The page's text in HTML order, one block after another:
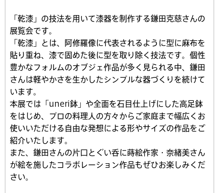
「乾漆」の技法を用いて漆器を制作する鎌田克慈さんの
展覧会です。
「乾漆」とは、阿修羅像に代表されるように型に麻布を
貼り重ね、漆で固めた後に型を取り除く技法です。個性
豊かなフォルムのオブジェ作品が多く見られる中、鎌田
さんは軽やかさを生かしたシンプルな器づくりを続けて
います。
本展では「uneri鉢」や全面を石目仕上げにした高足鉢
をはじめ、プロの料理人の方々からご家庭まで幅広くお
使いいただける自由な発想による形やサイズの作品をご
紹介いたします。
また、鎌田さんの片口とぐい呑に蒔絵作家・奈緒美さん
が絵を施したコラボレーション作品もぜひお楽しみくだ
さい。